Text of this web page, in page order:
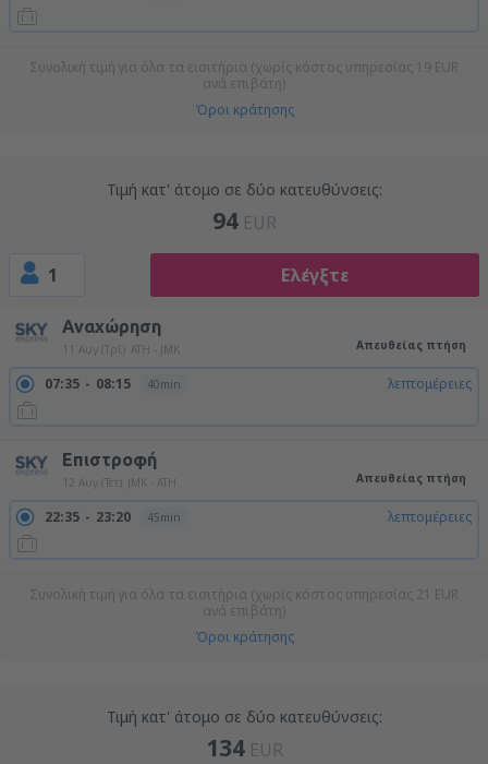
Συνολική τιμή για όλα τα εισιτήρια (χωρίς κόστος υπηρεσίας 19 EUR
ανά επιβάτη)
Όροι κράτησης
Τιμή κατ' άτομο σε δύο κατευθύνσεις:
94 EUR
1 Ελέγξτε
Αναχώρηση
11 Αυγ (Τρί) ATH - JMK Απευθείας πτήση
07:35 08:15 40min λεπτομέρειες
Επιστροφή
12 Αυγ (Τετ) JMK - ATH Απευθείας πτήση
22:35 23:20 45min λεπτομέρειες
Συνολική τιμή για όλα τα εισιτήρια (χωρίς κόστος υπηρεσίας 21 EUR
ανά επιβάτη)
Όροι κράτησης
Τιμή κατ' άτομο σε δύο κατευθύνσεις:
134 EUR